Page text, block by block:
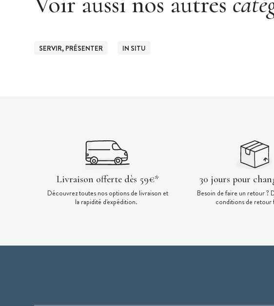
SERVIR, PRÉSENTER IN SITU
Livraison offerte dès 59€*
Découvrez toutes nos options de livraison et
la rapidité d'expédition.
30 jours pour
Besoin de faire un retour ?
conditions de retour